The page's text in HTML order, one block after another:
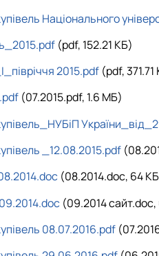
Національного
(pdf, 152.21 КБ)
2015.pdf (pdf, 371.71
(07.2015.pdf, 1.6 MБ)
_12.08.2015.pdf
(08.2014.doc, 64
(09.2014
08.07.2016.pdf